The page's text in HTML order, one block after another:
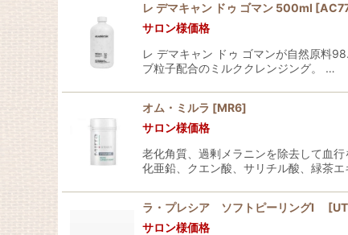
レ デマキャン ドゥ ゴマン 500ml [
サロン様価格
レ デマキャン ドゥ ゴマンが自然原料
ブ粒子配合のミルククレンジング。 …
オム・ミルラ [MR6]
サロン様価格
老化角質、過剰メラニンを除去して血
化亜鉛、クエン酸、サリチル酸、緑茶
ラ・プレシア ソフトピーリングI [
サロン様価格